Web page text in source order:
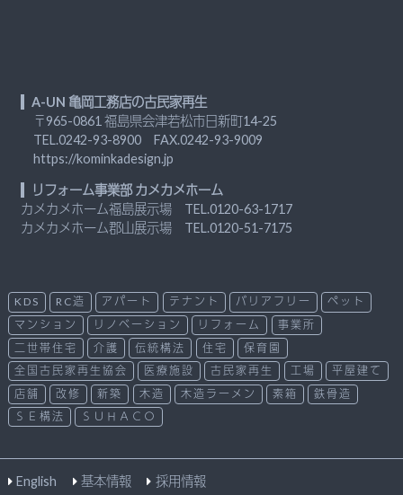
A-UN 亀岡工務店の古民家再生
〒965-0861 福島県会津若松市日新町14-25
TEL.0242-93-8900 FAX.0242-93-9009
https://kominkadesign.jp
リフォーム事業部 カメカメホーム
カメカメホーム福島展示場 TEL.0120-63-1717
カメカメホーム郡山展示場 TEL.0120-51-7175
KDS RC造 アパート テナント バリアフリー
ペット
マンション
リノベーション リフォーム
事業所
二世帯住宅
介護 伝統構法 住宅
保育園
全国古民家再生協会
医療施設 古民家再生 工場
平屋建て
店舗
改修 新築 木造 木造ラーメン 素箱
鉄骨造
ＳＥ構法
ＳＵＨＡＣＯ
English 基本情報 採用情報